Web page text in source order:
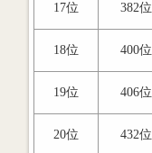
17位 382位
18位 400位
19位 406位
20位 432位